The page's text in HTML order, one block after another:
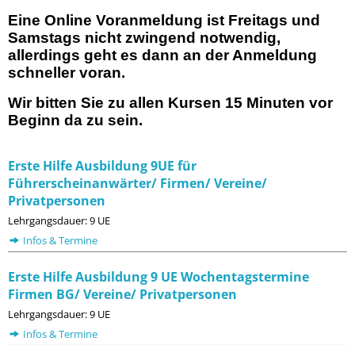
Eine Online Voranmeldung ist Freitags und
Samstags nicht zwingend notwendig,
allerdings geht es dann an der Anmeldung
schneller voran.
Wir bitten Sie zu allen Kursen 15 Minuten vor
Beginn da zu sein.
Erste Hilfe Ausbildung 9UE für
Führerscheinanwärter/ Firmen/ Vereine/
Privatpersonen
Lehrgangsdauer: 9 UE
Infos & Termine
Erste Hilfe Ausbildung 9 UE Wochentagstermine
Firmen BG/ Vereine/ Privatpersonen
Lehrgangsdauer: 9 UE
Infos & Termine